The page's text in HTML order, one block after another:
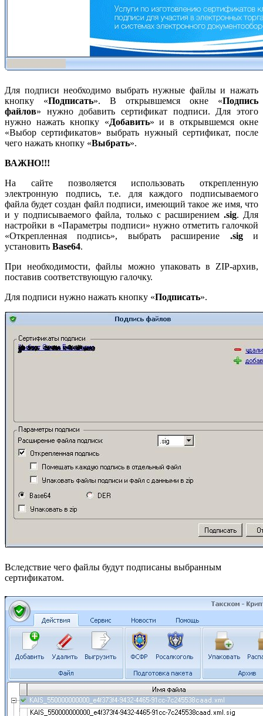
Для подписи необходимо выбрать нужные файлы и нажать
кнопку «Подписать». В открывшемся окне «Подпись
файлов» нужно добавить сертификат подписи. Для этого
нужно нажать кнопку «Добавить» и в открывшемся окне
«Выбор сертификатов» выбрать нужный сертификат, после
чего нажать кнопку «Выбрать».
ВАЖНО!!!
На сайте позволяется использовать открепленную
электронную подпись, т.е. для каждого подписываемого
файла будет создан файл подписи, имеющий такое же имя, что
и у подписываемого файла, только с расширением .sig. Для
настройки в «Параметры подписи» нужно отметить галочкой
«Открепленная подпись», выбрать расширение .sigи
установить Base64.
При необходимости, файлы можно упаковать в ZIP-архив,
поставив соответствующую галочку.
Для подписи нужно нажать кнопку «Подписать».
Вследствие чего файлы будут подписаны выбранным
сертификатом.